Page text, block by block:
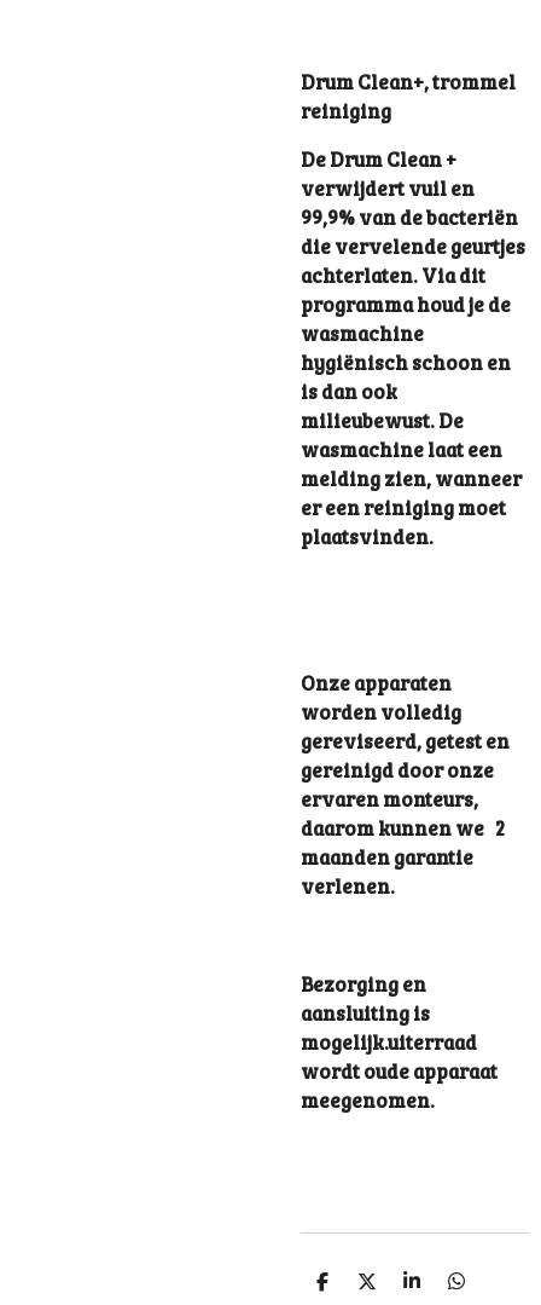
Drum Clean+, trommel
reiniging
De Drum Clean +
verwijdert vuil en
99,9% van de bacteriën
die vervelende geurtjes
achterlaten. Via dit
programma houd je de
wasmachine
hygiënisch schoon en
is dan ook
milieubewust. De
wasmachine laat een
melding zien, wanneer
er een reiniging moet
plaatsvinden.
Onze apparaten
worden volledig
gereviseerd, getest en
gereinigd door onze
ervaren monteurs,
daarom kunnen we 2
maanden garantie
verlenen.
Bezorging en
aansluiting is
mogelijk.uiterraad
wordt oude apparaat
meegenomen.
S
S
S
S